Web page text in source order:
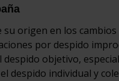
origen en los
por despido
objetivo,
despido individual y